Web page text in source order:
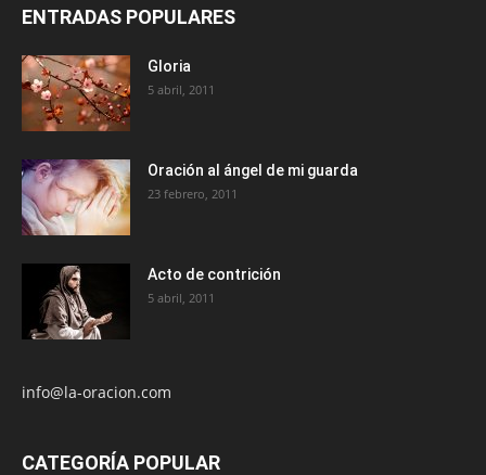
ENTRADAS POPULARES
Gloria
5 abril, 2011
Oración al ángel de mi guarda
23 febrero, 2011
Acto de contrición
5 abril, 2011
info@la-oracion.com
CATEGORÍA POPULAR